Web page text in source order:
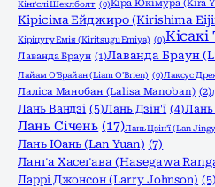
Кінґслі Шеклболт (0)Кіра Юкімура (Kira
Кірісіма Ейджиро (Kirishima
Кіріцугу Емія (Kiritsugu Emiya) (0)Кісакі
Лаванда Браун (1)Лаванда Браун
Лайам О'Брайан (Liam O'Brien) (0)Лаксус
Лаліса Манобан (Lalisa Manoban) (2)
Лань Вандзі (5)Лань Дзін'ї (4)
Лань Січень (17)Лань Цзін'ї (Lan
Лань Юань (Lan Yuan) (7)
Ланґа Хасеґава (Hasegawa
Ларрі Джонсон (Larry Johnson) (5)